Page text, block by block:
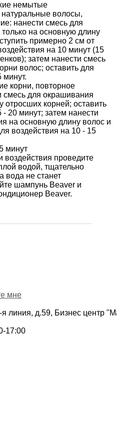
немытые
волосы,
нанести смесь для
на основную длину
примерно 2 см от
на 10 минут (15
затем нанести смесь
волос; оставить для
минут.
корни, повторное
смесь для окрашивания
отросших корней; оставить
20 минут; затем нанести
на основную длину волос и
воздействия на 10 - 15
минут
воздействия проведите
водой, тщательно
вода не станет
шампунь Beaver и
Beaver.
мне
я линия, д.59, Бизнес центр
17:00